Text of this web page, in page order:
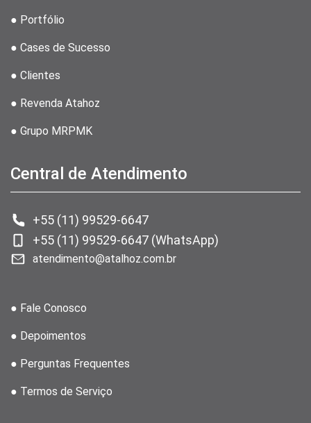
● Portfólio
● Cases de Sucesso
● Clientes
● Revenda Atahoz
● Grupo MRPMK
Central de Atendimento
+55 (11) 99529-6647
+55 (11) 99529-6647 (WhatsApp)
atendimento@atalhoz.com.br
● Fale Conosco
● Depoimentos
● Perguntas Frequentes
● Termos de Serviço